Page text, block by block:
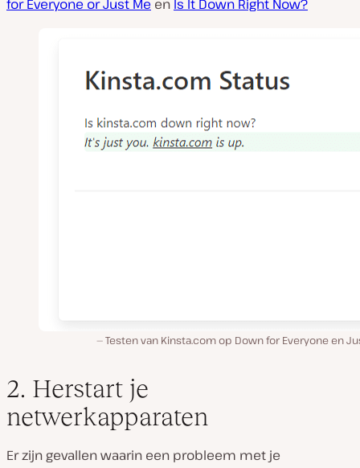
for Everyone or Just Me en Is It Down Right Now?
Testen van Kinsta.com op Down for Everyone en
2. Herstart je
netwerkapparaten
Er zijn gevallen waarin een probleem met je